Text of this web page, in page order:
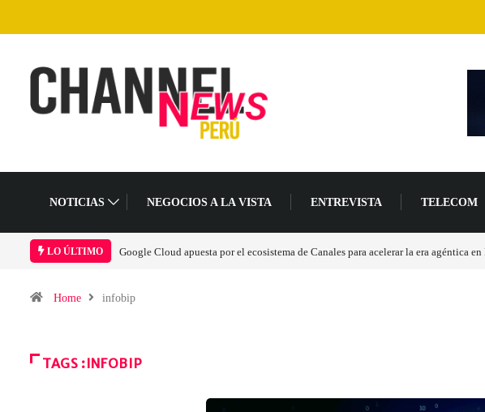
NOTICIAS NEGOCIOS A LA VISTA ENTREVISTA TELECOM
LO ÚLTIMO
acelerar la era agéntica en PerúLas causas del impulso al alza en el precio de las placas base
Home infobip
TAGS :INFOBIP